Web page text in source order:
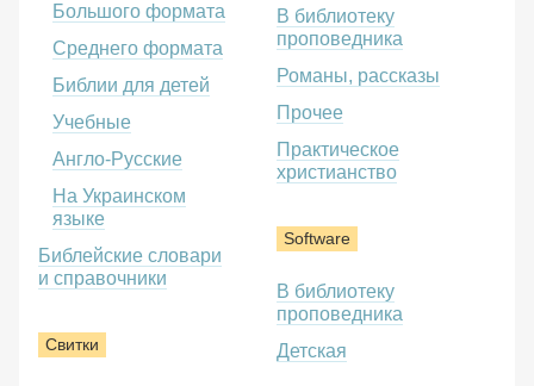
Большого формата
Среднего формата
Библии для детей
Учебные
Англо-Русские
На Украинском
языке
Библейские словари
и справочники
Свитки
В библиотеку
проповедника
Романы, рассказы
Прочее
Практическое
христианство
Software
В библиотеку
проповедника
Детская